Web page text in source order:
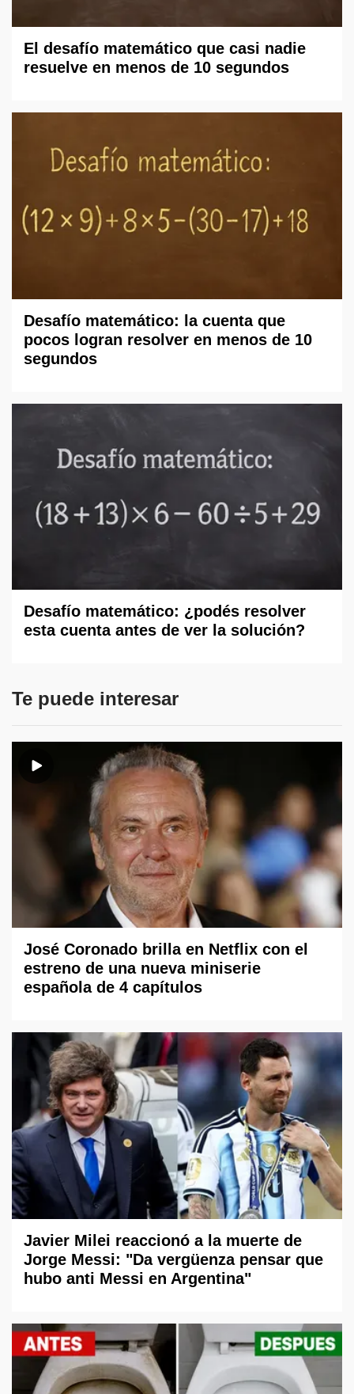
El desafío matemático que casi nadie
resuelve en menos de 10 segundos
Desafío matemático: la cuenta que
pocos logran resolver en menos de 10
segundos
Desafío matemático: ¿podés resolver
esta cuenta antes de ver la solución?
Te puede interesar
José Coronado brilla en Netflix con el
estreno de una nueva miniserie
española de 4 capítulos
Javier Milei reaccionó a la muerte de
Jorge Messi: "Da vergüenza pensar que
hubo anti Messi en Argentina"